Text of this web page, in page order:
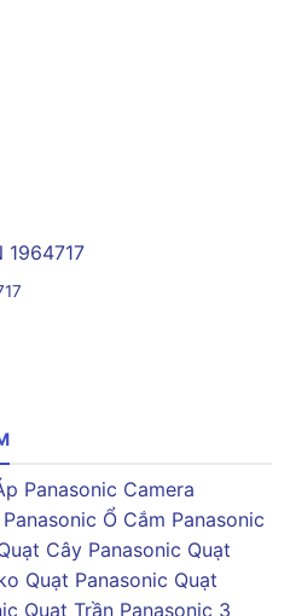
Panasonic Camera
Ổ Cắm Panasonic
Cây Panasonic Quạt
Quạt Panasonic Quạt
Quạt Trần Panasonic 3